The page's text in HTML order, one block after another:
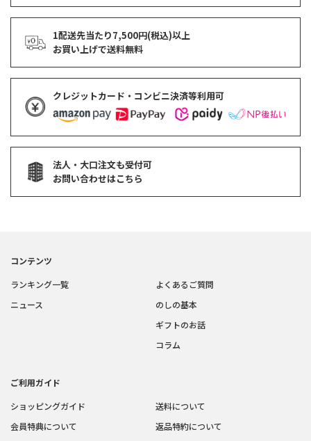
1配送先当たり7,500円(税込)以上
お買い上げで送料無料
クレジットカード・コンビニ決済等利用可
法人・大口注文も受付可
お問い合わせはこちら
コンテンツ
ランキング一覧
ニュース
よくあるご質問
のしの基本
ギフトのお話
コラム
ご利用ガイド
ショッピングガイド
会員特典について
送料について
返品特約について